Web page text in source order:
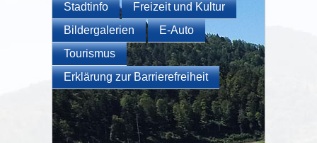
Stadtinfo
Freizeit und Kultur
Bildergalerien
E-Auto
Tourismus
Erklärung zur Barrierefreiheit